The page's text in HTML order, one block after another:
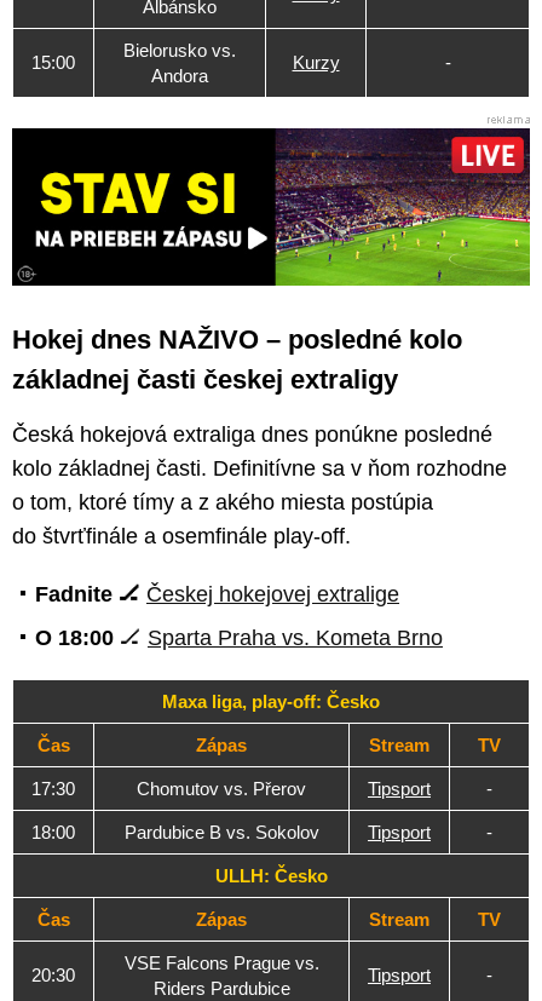
Albánsko
15:00
Bielorusko vs.
Andora
Kurzy -
Hokej dnes NAŽIVO – posledné kolo
základnej časti českej extraligy
Česká hokejová extraliga dnes ponúkne posledné
kolo základnej časti. Definitívne sa v ňom rozhodne
o tom, ktoré tímy a z akého miesta postúpia
do štvrťfinále a osemfinále play-off.
Fadnite 🏒 Českej hokejovej extralige
O 18:00 🏒 Sparta Praha vs. Kometa Brno
Maxa liga, play-off: Česko
Čas Zápas Stream TV
17:30 Chomutov vs. Přerov Tipsport -
18:00 Pardubice B vs. Sokolov Tipsport -
ULLH: Česko
Čas Zápas Stream TV
20:30
VSE Falcons Prague vs.
Riders Pardubice
Tipsport -